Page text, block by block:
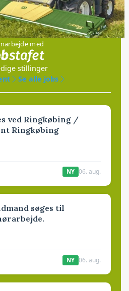
med
stillinger
Se alle jobs
ved Ringkøbing /
Ringkøbing
NY 06. aug.
søges til
NY 06. aug.